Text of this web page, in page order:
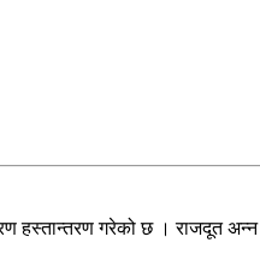
हस्तान्तरण गरेको छ । राजदूत